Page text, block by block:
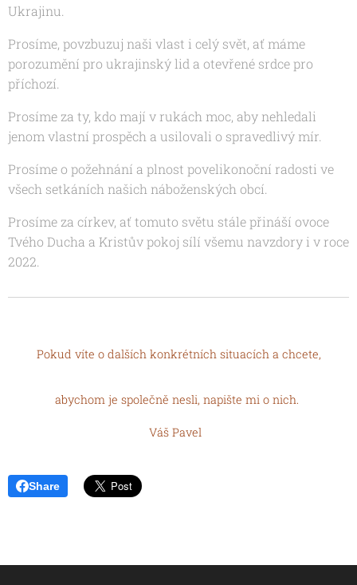
Ukrajinu.
Prosíme, povzbuzuj naši vlast i celý svět, ať máme
porozumění pro ukrajinský lid a otevřené srdce pro
příchozí.
Prosíme za ty, kdo mají v rukách moc, aby nehledali
jenom vlastní prospěch a usilovali o spravedlivý mír.
Prosíme o požehnání a plnost povelikonoční radosti ve
všech setkáních našich náboženských obcí.
Prosíme za církev, ať tomuto světu stále přináší ovoce
Tvého Ducha a Kristův pokoj sílí všemu navzdory i v roce
2022.
Pokud víte o dalších konkrétních situacích a chcete,
abychom je společně nesli, napište mi o nich.
Váš Pavel
Share